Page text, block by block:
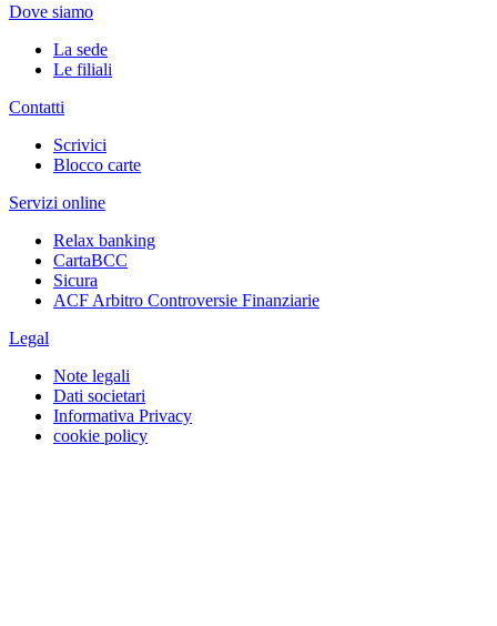
Dove siamo
La sede
Le filiali
Contatti
Scrivici
Blocco carte
Servizi online
Relax banking
CartaBCC
Sicura
ACF Arbitro Controversie Finanziarie
Legal
Note legali
Dati societari
Informativa Privacy
cookie policy